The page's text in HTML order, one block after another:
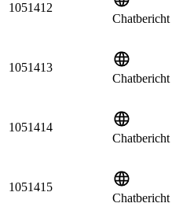
1051412
Chatbericht
1051413
Chatbericht
1051414
Chatbericht
1051415
Chatbericht